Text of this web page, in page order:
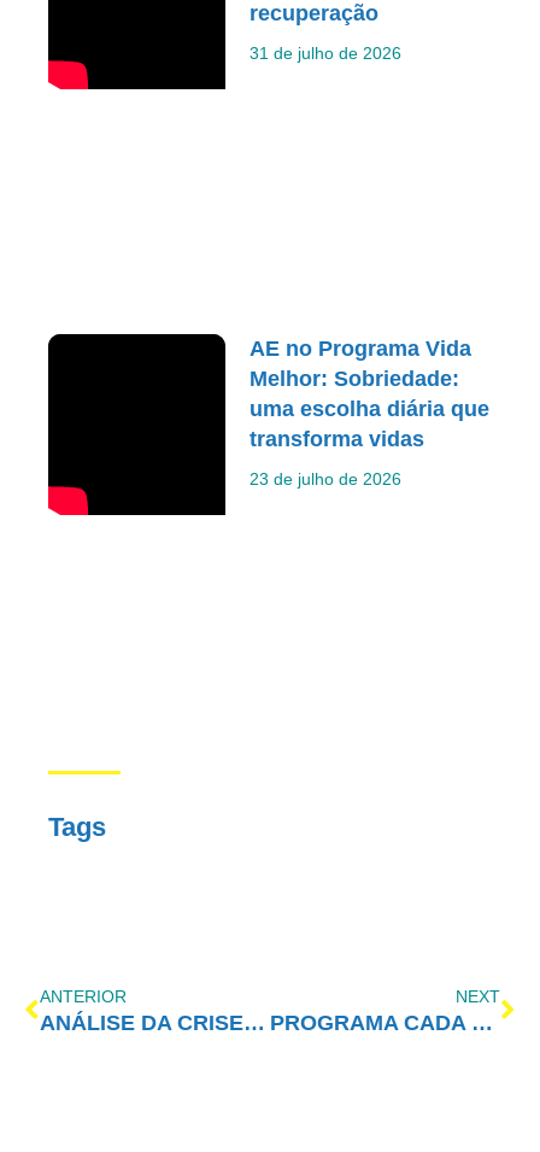
recuperação
31 de julho de 2026
AE no Programa Vida
Melhor: Sobriedade:
uma escolha diária que
transforma vidas
23 de julho de 2026
Tags
ANTERIOR
ANÁLISE DA CRISE NA SITUAÇÃO BRASILEIRA
NEXT
PROGRAMA CADA VEZ MELHOR COM AMOR-EXIGENTE – 24/08/2020